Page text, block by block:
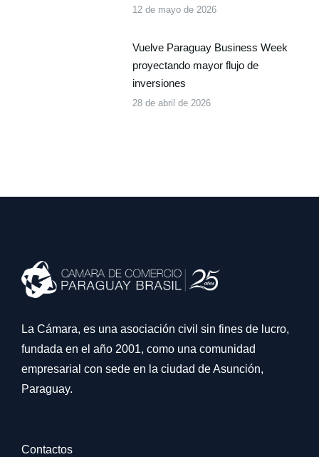
12 de mayo de 2026
Vuelve Paraguay Business Week
proyectando mayor flujo de
inversiones
28 de abril de 2026
La Cámara, es una asociación civil sin fines de lucro,
fundada en el año 2001, como una comunidad
empresarial con sede en la ciudad de Asunción,
Paraguay.
Contactos